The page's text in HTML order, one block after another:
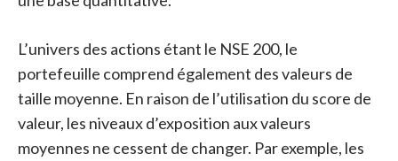
L’univers des actions étant le NSE 200, le
portefeuille comprend également des valeurs de
taille moyenne. En raison de l’utilisation du score de
valeur, les niveaux d’exposition aux valeurs
moyennes ne cessent de changer. Par exemple, les